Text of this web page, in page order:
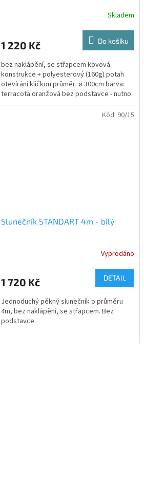
Skladem
1 220 Kč Do košíku
bez naklápění, se střapcem kovová
konstrukce + polyesterový (160g) potah
otevírání kličkou průměr: ø 300cm barva:
terracota oranžová bez podstavce - nutno
dokoupit rozměr...
Slunečník STANDART 4m - bílý
Vyprodáno
1 720 Kč DETAIL
Jednoduchý pěkný slunečník o průměru
4m, bez naklápění, se střapcem. Bez
podstavce.
Kód: 90/15